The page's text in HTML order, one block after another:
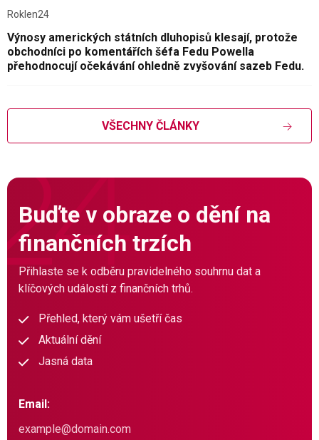
Roklen24
Výnosy amerických státních dluhopisů klesají, protože
obchodníci po komentářích šéfa Fedu Powella
přehodnocují očekávání ohledně zvyšování sazeb Fedu.
VŠECHNY ČLÁNKY
Buďte v obraze o dění na
finančních trzích
Přihlaste se k odběru pravidelného souhrnu dat a
klíčových událostí z finančních trhů.
Přehled, který vám ušetří čas
Aktuální dění
Jasná data
Email: